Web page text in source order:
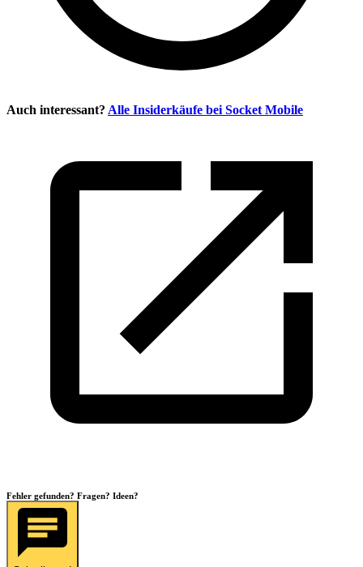
Auch interessant? Alle Insiderkäufe bei Socket Mobile
Fehler gefunden? Fragen? Ideen?